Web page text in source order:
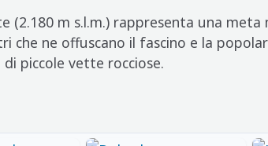
(2.180 m s.l.m.) rappresenta una
che ne offuscano il fascino e la
piccole vette rocciose.